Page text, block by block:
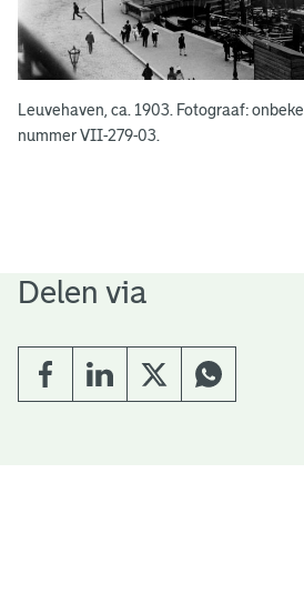
Leuvehaven, ca. 1903. Fotograaf:
nummer VII-279-03.
Delen via